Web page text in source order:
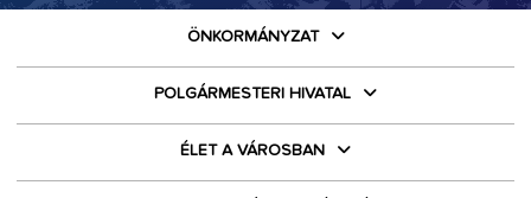
ÖNKORMÁNYZAT
POLGÁRMESTERI HIVATAL
ÉLET A VÁROSBAN